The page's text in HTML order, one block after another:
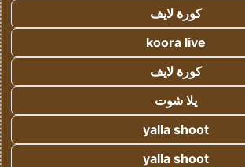
كورة لايف
koora live
كورة لايف
يلا شوت
yalla shoot
yalla shoot